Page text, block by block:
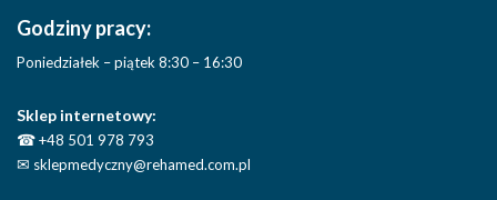
Godziny pracy:
Poniedziałek – piątek 8:30 – 16:30
Sklep internetowy:
☎+48 501 978 793
✉ sklepmedyczny@rehamed.com.pl